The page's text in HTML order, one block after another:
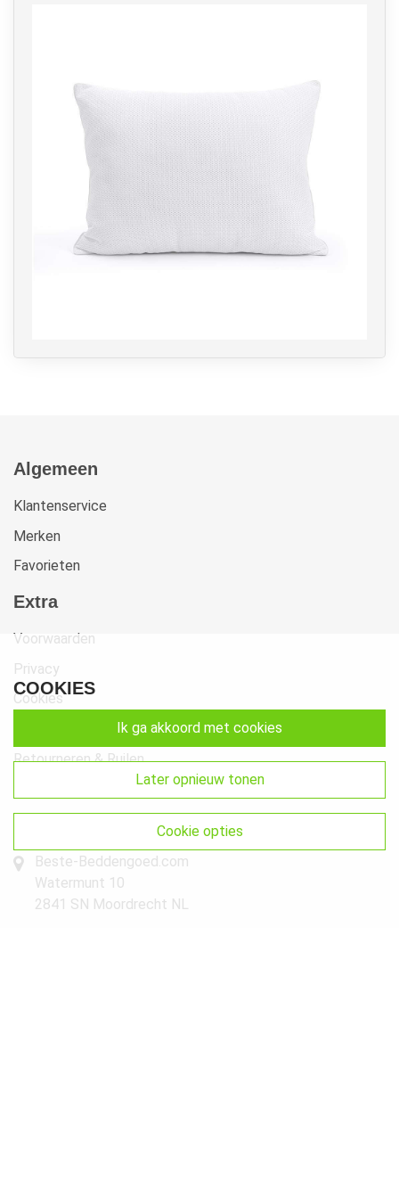
Algemeen
Klantenservice
Merken
Favorieten
Extra
Voorwaarden
Privacy
Cookies
Retourneren & Ruilen
Beste-Beddengoed.com
Watermunt 10
2841 SN Moordrecht NL
COOKIES
ik ga akkoord met cookies
later opnieuw tonen
cookie opties